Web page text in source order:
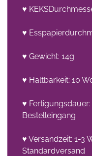
♥
♥
♥ Gewicht: 14g
♥ Haltbarkeit: 10
♥
Bestelleingang
♥ Versandzeit: 1-3
Standardversand